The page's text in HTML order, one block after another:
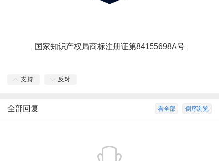
国家知识产权局商标注册证第84155698A号
支持 反对
倒序浏览
看全部
全部回复